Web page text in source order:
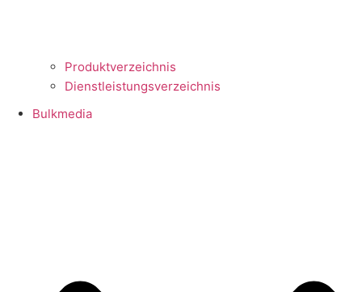
Produktverzeichnis
Dienstleistungsverzeichnis
Bulkmedia